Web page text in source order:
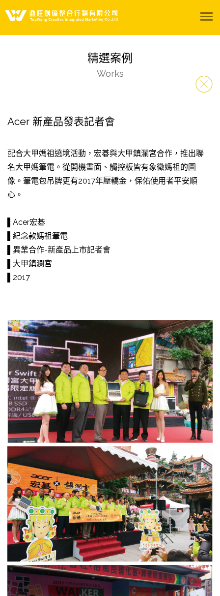
服務項目
影音專區
陽光聚所
聯絡我們
精選案例
Works
Acer 新產品發表記者會
配合大甲媽祖遶境活動，宏碁與大甲鎮瀾宮合作，推出聯
名大甲媽筆電。從開機畫面、觸控板皆有象徵媽祖的圖
像。筆電包吊牌更有2017年壓轎金，保佑使用者平安順
心。
▌Acer宏碁
▌紀念款媽祖筆電
▌異業合作-新產品上市記者會
▌大甲鎮瀾宮
▌2017